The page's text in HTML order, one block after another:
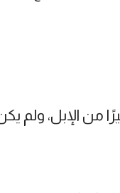
من الإبل، ولم